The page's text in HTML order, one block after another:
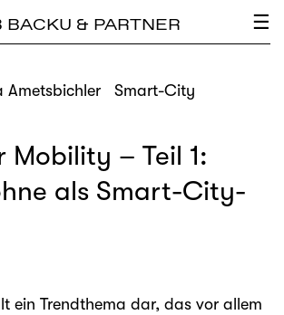
& PARTNER ☰
×
Ametsbichler Smart-City
Mobility – Teil 1:
als Smart-City-
ein Trendthema dar, das vor allem